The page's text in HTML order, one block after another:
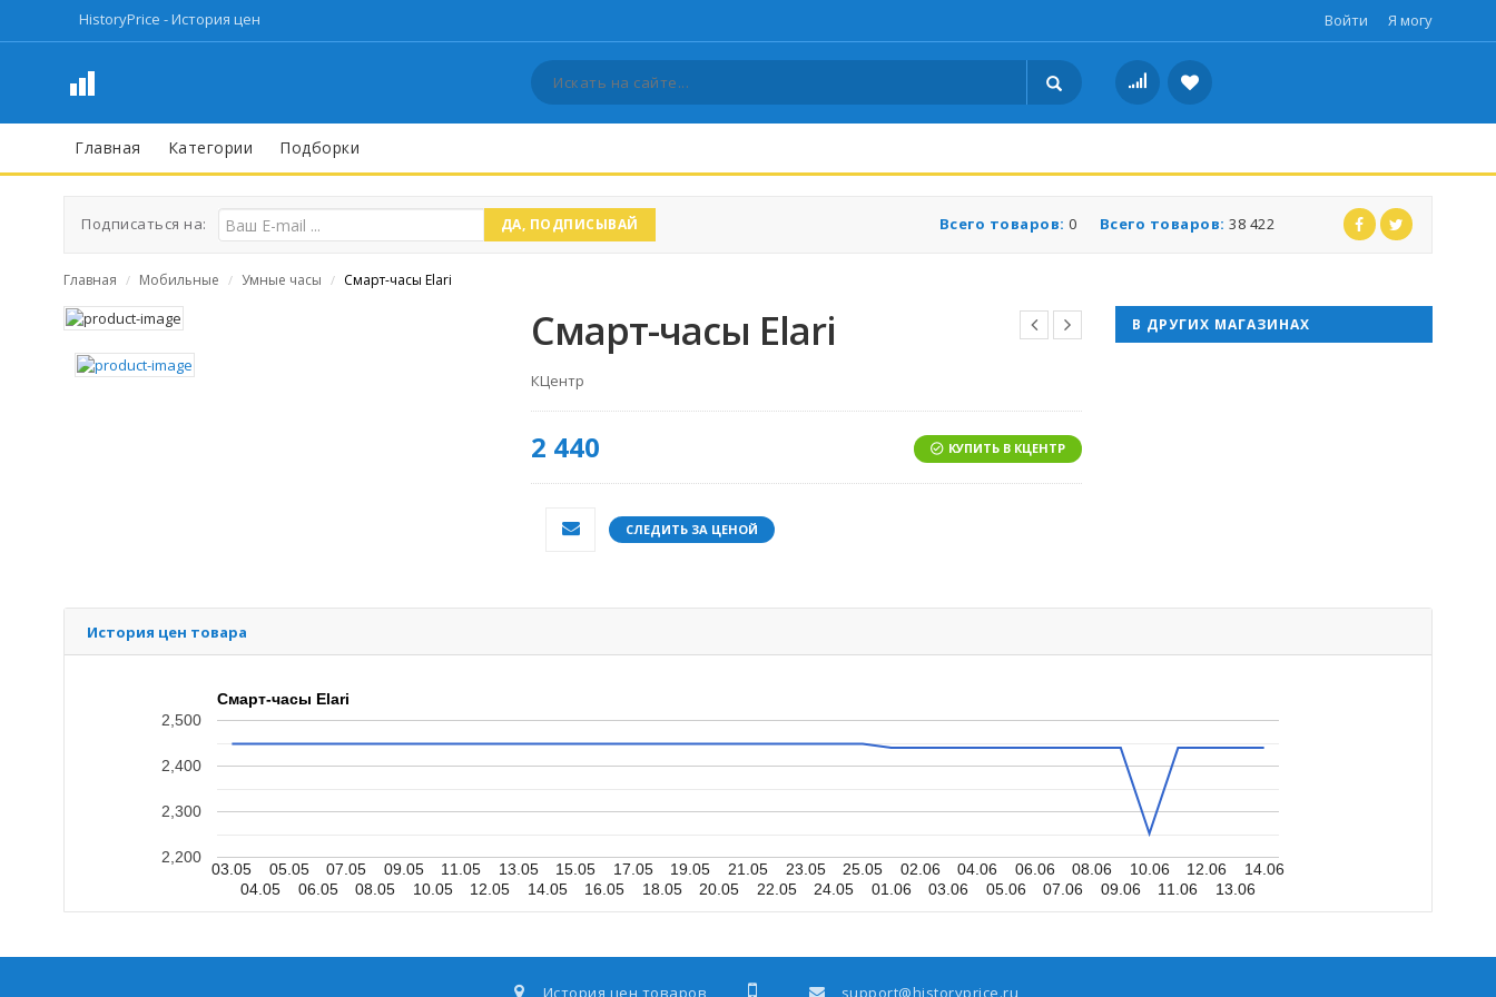
HistoryPrice - История цен Войти Я могу
Главная Категории Подборки
Подписаться на: ДА, ПОДПИСЫВАЙ Всего товаров: 38 422
Всего товаров: 0
Главная / Мобильные / Умные часы / Смарт-часы Elari
Смарт-часы Elari
КЦентр
2 440 КУПИТЬ В КЦЕНТР
СЛЕДИТЬ ЗА ЦЕНОЙ
В ДРУГИХ МАГАЗИНАХ
История цен товара
Смарт-часы Elari
03.05
04.05
05.05
06.05
07.05
08.05
09.05
10.05
11.05
12.05
13.05
14.05
15.05
16.05
17.05
18.05
19.05
20.05
21.05
22.05
23.05
24.05
25.05
01.06
02.06
03.06
04.06
05.06
06.06
07.06
08.06
09.06
10.06
11.06
12.06
13.06
14.06
2,200
2,300
2,400
2,500
История цен товаров support@historyprice.ru